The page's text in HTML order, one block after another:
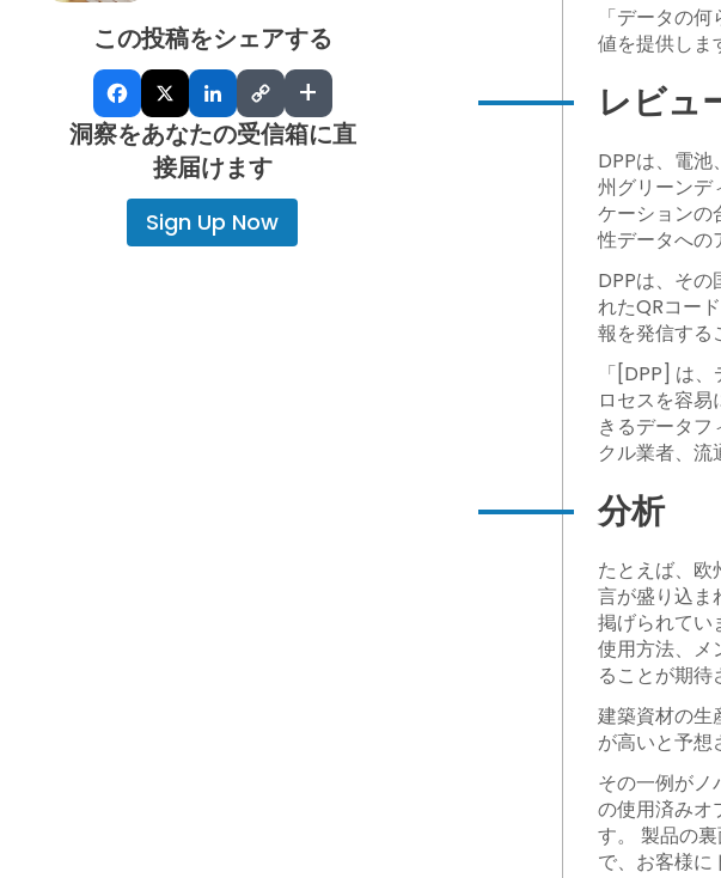
この投稿をシェアする
+
洞察をあなたの受信箱に直
接届けます
Sign Up Now
「データの
値を提供しま
レビュ
DPPは、電
州グリーンデ
ケーションの
性データへの
DPPは、そ
れたQRコー
報を発信する
「[DPP] は
ロセスを容
きるデータ
クル業者、流
分析
たとえば、欧
言が盛り込ま
掲げられてい
使用方法、メ
ることが期待
建築資材の生
が高いと予想
その一例がノ
の使用済みオ
す。 製品の
で、お客様に